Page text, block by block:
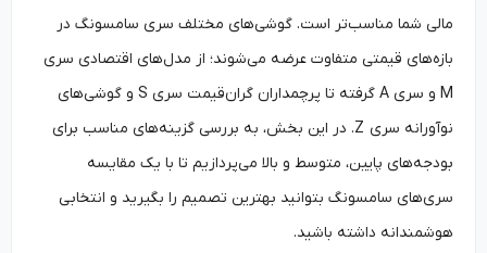
مالی شما مناسب‌تر است. گوشی‌های مختلف سری سامسونگ در
بازه‌های قیمتی متفاوت عرضه می‌شوند؛ از مدل‌های اقتصادی سری
M و سری A گرفته تا پرچمداران گران‌قیمت سری S و گوشی‌های
نوآورانه سری Z. در این بخش، به بررسی گزینه‌های مناسب برای
بودجه‌های پایین، متوسط و بالا می‌پردازیم تا با یک مقایسه
سری‌های سامسونگ بتوانید بهترین تصمیم را بگیرید و انتخابی
هوشمندانه داشته باشید.